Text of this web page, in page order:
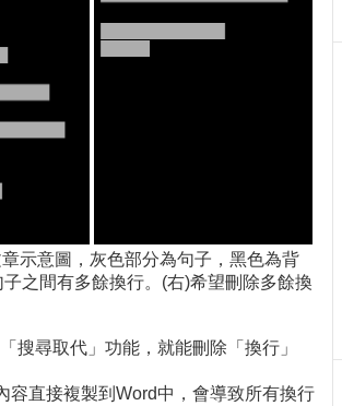
示意圖，灰色部分為句子，黑色為背
之間有多餘換行。(右)希望刪除多餘換
搜尋取代」功能，就能刪除「換行」
容直接複製到Word中，會導致所有換行